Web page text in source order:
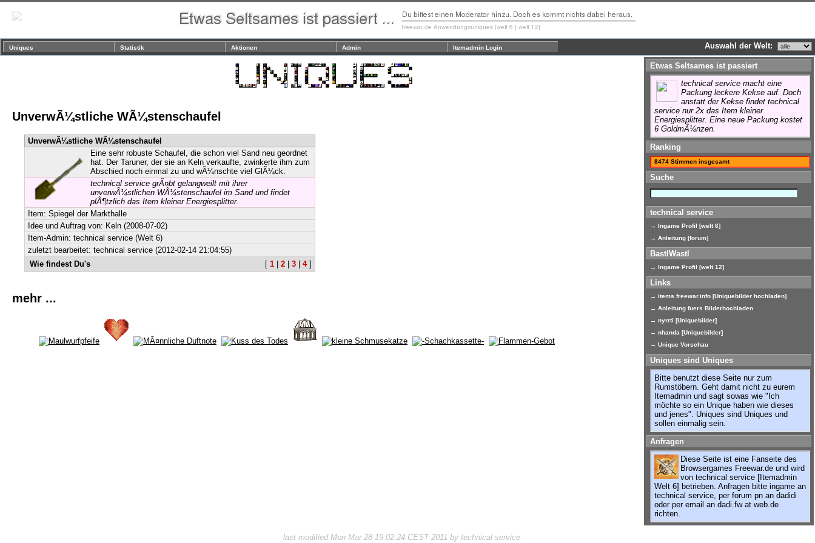
Uniques Statistik Aktionen Admin Itemadmin Login Auswahl der Welt:
Etwas Seltsames ist passiert
technical service macht eine
Packung leckere Kekse auf. Doch
anstatt der Kekse findet technical
service nur 2x das Item kleiner
Energiesplitter. Eine neue Packung kostet
6 GoldmÃ¼nzen.
Ranking
8474 Stimmen insgesamt
Suche
technical service
→ Ingame Profil [welt 6]
→ Anleitung [forum]
BastlWastl
→ Ingame Profil [welt 12]
Links
→ items.freewar.info [Uniquebilder hochladen]
→ Anleitung fuers Bilderhochladen
→ nyrrti [Uniquebilder]
→ nhanda [Uniquebilder]
→ Unique Vorschau
Uniques sind Uniques
Bitte benutzt diese Seite nur zum
Rumstöbern. Geht damit nicht zu eurem
Itemadmin und sagt sowas wie "Ich
möchte so ein Unique haben wie dieses
und jenes". Uniques sind Uniques und
sollen einmalig sein.
Anfragen
Diese Seite ist eine Fanseite des
Browsergames Freewar.de und wird
von technical service [Itemadmin
Welt 6] betrieben. Anfragen bitte ingame an
technical service, per forum pn an dadidi
oder per email an dadi.fw at web.de
richten.
UnverwÃ¼stliche WÃ¼stenschaufel
UnverwÃ¼stliche WÃ¼stenschaufel
Eine sehr robuste Schaufel, die schon viel Sand neu geordnet
hat. Der Taruner, der sie an Keln verkaufte, zwinkerte ihm zum
Abschied noch einmal zu und wÃ¼nschte viel GlÃ¼ck.
technical service grÃ¤bt gelangweilt mit ihrer
unverwÃ¼stlichen WÃ¼stenschaufel im Sand und findet
plÃ¶tzlich das Item kleiner Energiesplitter.
Item: Spiegel der Markthalle
Idee und Auftrag von: Keln (2008-07-02)
Item-Admin: technical service (Welt 6)
zuletzt bearbeitet: technical service (2012-02-14 21:04:55)
Wie findest Du's
[ 1 | 2 | 3 | 4]
mehr ...
last modified Mon Mar 28 19:02:24 CEST 2011 by technical service